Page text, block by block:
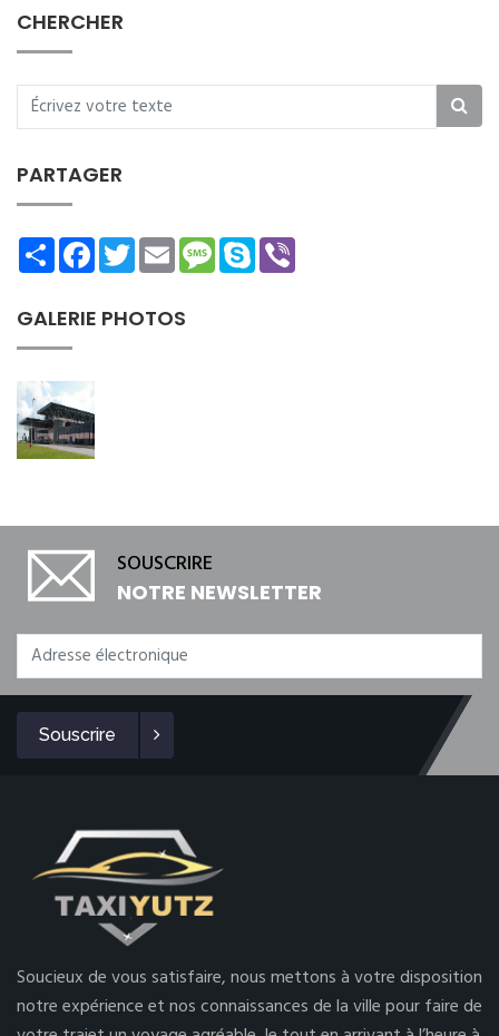
CHERCHER
PARTAGER
ShareFacebookTwitterEmailMessage
Skype
GALERIE PHOTOS
SOUSCRIRE
NOTRE NEWSLETTER
Souscrire
Soucieux de vous satisfaire, nous mettons à votre disposition
notre expérience et nos connaissances de la ville pour faire de